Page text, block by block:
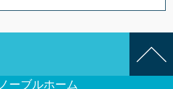
ノーブルホーム